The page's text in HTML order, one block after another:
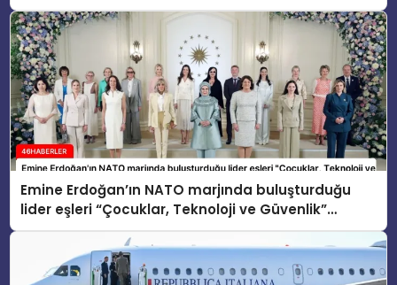
Emine Erdoğan’ın NATO marjında buluşturduğu
lider eşleri “Çocuklar, Teknoloji ve Güvenlik”
konusunu ele aldı